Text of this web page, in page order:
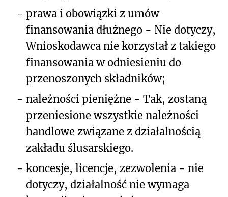
- prawa i obowiązki z umów
finansowania dłużnego - Nie dotyczy,
Wnioskodawca nie korzystał z takiego
finansowania w odniesieniu do
przenoszonych składników;
- należności pieniężne - Tak, zostaną
przeniesione wszystkie należności
handlowe związane z działalnością
zakładu ślusarskiego.
- koncesje, licencje, zezwolenia - nie
dotyczy, działalność nie wymaga